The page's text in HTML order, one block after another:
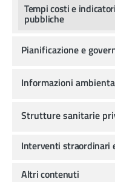
Tempi costi e
pubbliche
Pianificazione e
Informazioni
Strutture sanitarie
Interventi straordinari
Altri contenuti